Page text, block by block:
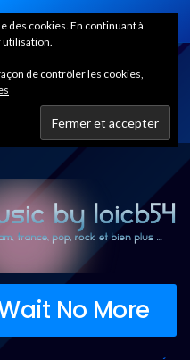
No More
des cookies. En continuant à
utilisation.
de contrôler les cookies,